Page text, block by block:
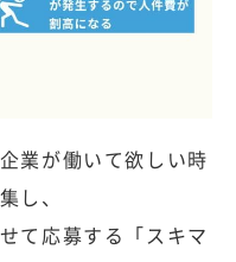
業が働いて欲しい時
し、
て応募する「スキマ